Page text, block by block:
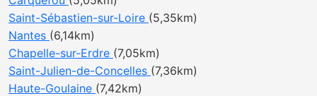
Saint-Sébastien-sur-Loire (5,35km)
Nantes (6,14km)
Chapelle-sur-Erdre (7,05km)
Saint-Julien-de-Concelles (7,36km)
Haute-Goulaine (7,42km)